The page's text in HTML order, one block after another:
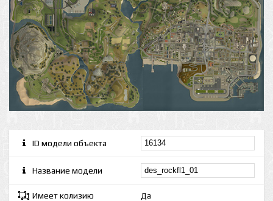
ID модели объекта
Название модели
Имеет колизию Да